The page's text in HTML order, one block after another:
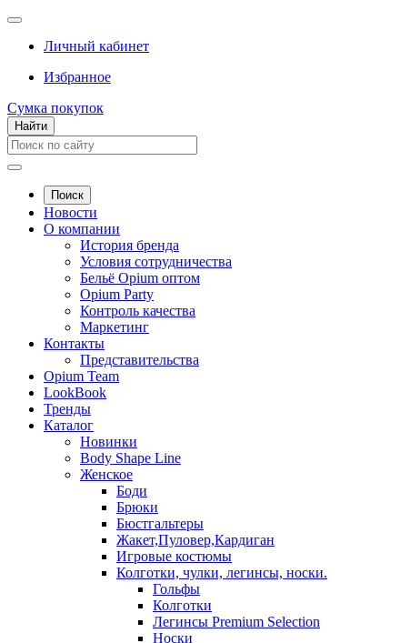
Личный кабинет
Избранное
Сумка покупок
Найти
Поиск
Новости
О компании
История бренда
Условия сотрудничества
Бельё Opium оптом
Opium Party
Контроль качества
Маркетинг
Контакты
Представительства
Opium Team
LookBook
Тренды
Каталог
Новинки
Body Shape Line
Женское
Боди
Брюки
Бюстгальтеры
Жакет,Пуловер,Кардиган
Игровые костюмы
Колготки, чулки, легинсы, носки.
Гольфы
Колготки
Легинсы Premium Selection
Носки